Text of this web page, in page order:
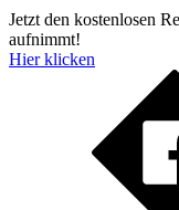
Jetzt den kostenlosen
aufnimmt!
Hier klicken